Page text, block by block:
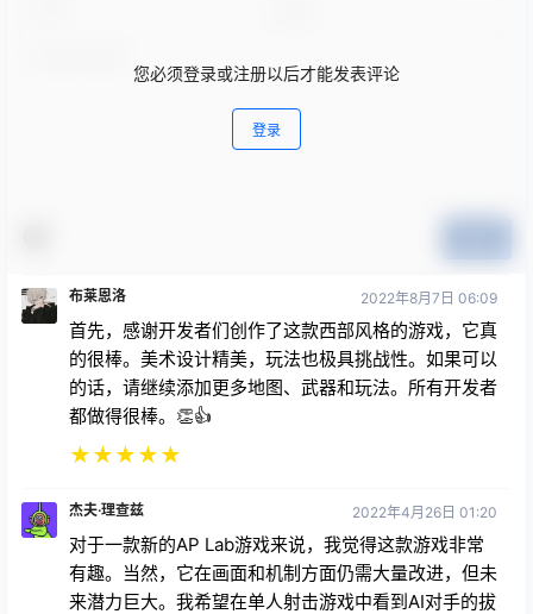
您必须登录或注册以后才能发表评论
登录
布莱恩洛 2022年8月7日 06:09
首先，感谢开发者们创作了这款西部风格的游戏，它真
的很棒。美术设计精美，玩法也极具挑战性。如果可以
的话，请继续添加更多地图、武器和玩法。所有开发者
都做得很棒。👏👍
★★★★★
杰夫·理查兹 2022年4月26日 01:20
对于一款新的AP Lab游戏来说，我觉得这款游戏非常
有趣。当然，它在画面和机制方面仍需大量改进，但未
来潜力巨大。我希望在单人射击游戏中看到AI对手的拔